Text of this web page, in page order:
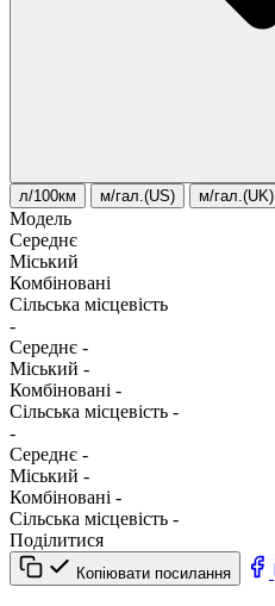
л/100км м/гал.(US) м/гал.(UK)
Модель
Середнє
Міський
Комбіновані
Сільська місцевість
-
Середнє -
Міський -
Комбіновані -
Сільська місцевість -
-
Середнє -
Міський -
Комбіновані -
Сільська місцевість -
Поділитися
Копіювати посилання